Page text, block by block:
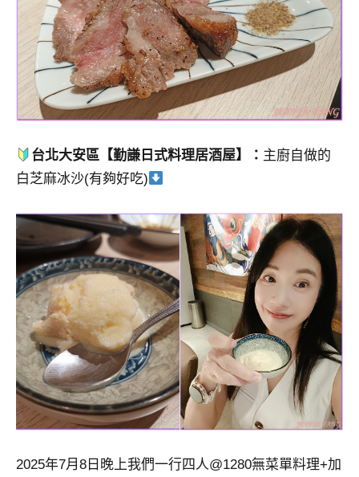
台北大安區【勤謙日式料理居酒屋】： 主廚自做的
白芝麻冰沙(有夠好吃)
2025年7月8日晚上我們一行四人@1280無菜單料理+加